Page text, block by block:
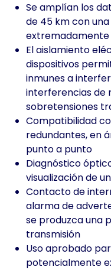
Se amplían los
de 45 km con
El aislamiento
dispositivos
inmunes a
interferencias de
sobretensiones
Compatibilidad
redundantes, en
punto a punto
Diagnóstico
visualización de
Contacto de
alarma de
se produzca una
transmisión
Uso aprobado
potencialmente